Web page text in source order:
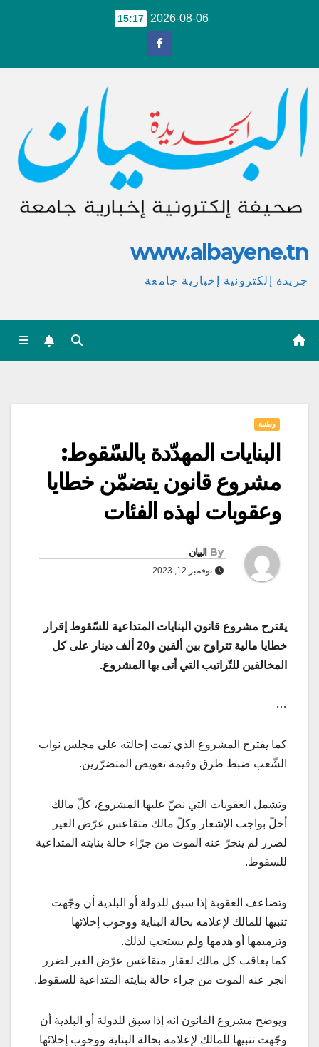
2026-08-06
15:17
www.albayene.tn
جريدة إلكترونية إخبارية جامعة
وطنية
البنايات المهدّدة بالسّقوط:
مشروع قانون يتضمّن خطايا
وعقوبات لهذه الفئات
By البيان
نوفمبر 12, 2023
يقترح مشروع قانون البنايات المتداعية للسّقوط إقرار
خطايا مالية تتراوح بين ألفين و20 ألف دينار على كل
المخالفين للتّراتيب التي أتى بها المشروع.
…
كما يقترح المشروع الذي تمت إحالته على مجلس نواب
الشّعب ضبط طرق وقيمة تعويض المتضرّرين.
وتشمل العقوبات التي نصّ عليها المشروع، كلّ مالك
أخلّ بواجب الإشعار وكلّ مالك متقاعس عرّض الغير
لضرر لم ينجرّ عنه الموت من جرّاء حالة بنايته المتداعية
للسقوط.
وتضاعف العقوبة إذا سبق للدولة أو البلدية أن وجّهت
تنبيها للمالك لإعلامه بحالة البناية ووجوب إخلائها
وترميمها أو هدمها ولم يستجب لذلك.
كما يعاقب كل مالك لعقار متقاعس عرّض الغير لضرر
انجر عنه الموت من جراء حالة بنايته المتداعية للسقوط.
ويوضح مشروع القانون انه إذا سبق للدولة أو البلدية أن
وجّهت تنبيها للمالك لإعلامه بحالة البناية ووجوب إخلائها